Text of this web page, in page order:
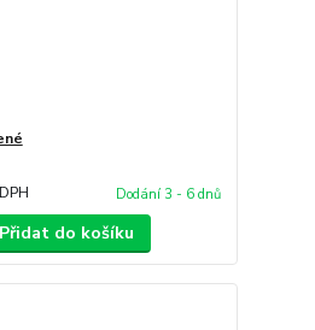
Dodání 3 - 6 dnů
Přidat do košíku